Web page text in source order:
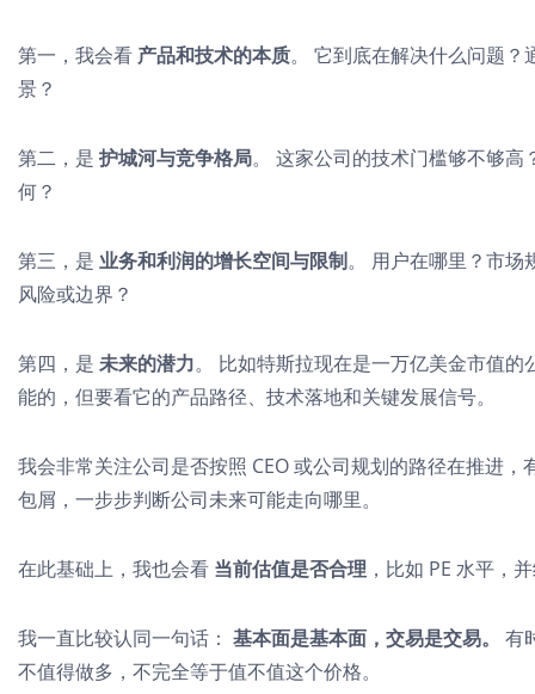
第一，我会看 产品和技术的本质。 它到底在解决什么问题
景？
第二，是 护城河与竞争格局。 这家公司的技术门槛够不够
何？
第三，是 业务和利润的增长空间与限制。 用户在哪里？市场
风险或边界？
第四，是 未来的潜力。 比如特斯拉现在是一万亿美金市值
能的，但要看它的产品路径、技术落地和关键发展信号。
我会非常关注公司是否按照 CEO 或公司规划的路径在推进
包屑，一步步判断公司未来可能走向哪里。
在此基础上，我也会看 当前估值是否合理 ，比如 PE 水平，
我一直比较认同一句话： 基本面是基本面，交易是交易。
有
不值得做多，不完全等于值不值这个价格。